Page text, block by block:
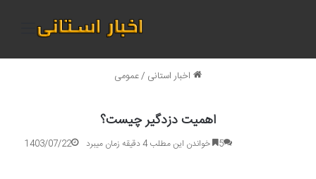
اخبار استانی /عمومی
اهمیت دزدگیر چیست؟
1403/07/22 5 خواندن این مطلب 4 دقیقه زمان میبرد